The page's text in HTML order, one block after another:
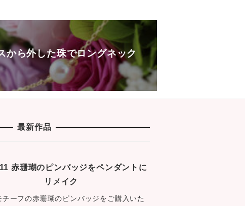
o
o
k
から外した珠でロングネック
最新作品
赤珊瑚のピンバッジをペンダントに
リメイク
チーフの赤珊瑚のピンバッジをご購入いた